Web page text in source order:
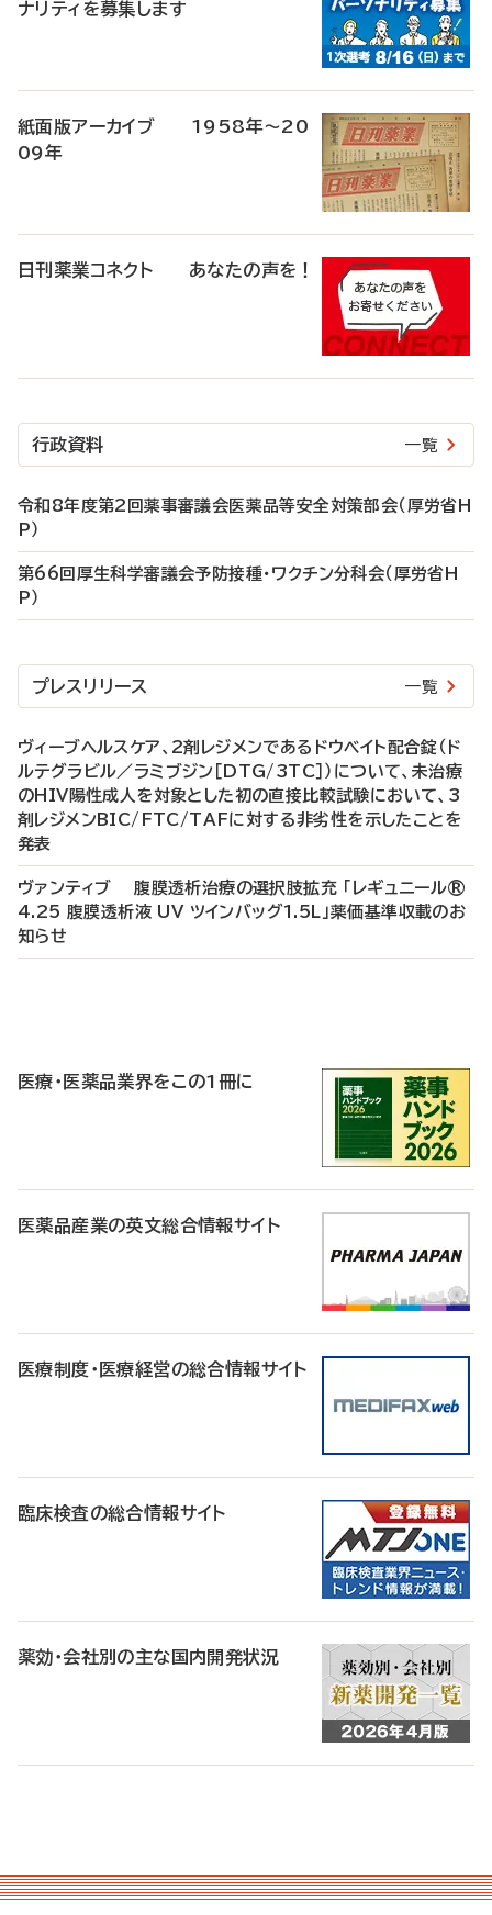
ナリティを募集します
紙面版アーカイブ 1958年～20
09年
日刊薬業コネクト あなたの声を！
行政資料 一覧
令和8年度第2回薬事審議会医薬品等安全対策部会（厚労省H
P）
第66回厚生科学審議会予防接種・ワクチン分科会（厚労省H
P）
プレスリリース 一覧
ヴィーブヘルスケア、2剤レジメンであるドウベイト配合錠（ド
ルテグラビル／ラミブジン［DTG/3TC］）について、未治療
のHIV陽性成人を対象とした初の直接比較試験において、3
剤レジメンBIC/FTC/TAFに対する非劣性を示したことを
発表
ヴァンティブ 腹膜透析治療の選択肢拡充 「レギュニール®
4.25 腹膜透析液 UV ツインバッグ1.5L」薬価基準収載のお
知らせ
医療・医薬品業界をこの1冊に
医薬品産業の英文総合情報サイト
医療制度・医療経営の総合情報サイト
臨床検査の総合情報サイト
薬効・会社別の主な国内開発状況